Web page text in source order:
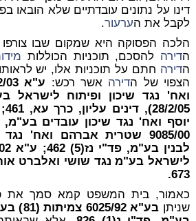
דינו על נתונים עובדתיים שלא הובאו
לקבל את הערעור.
הלכה הפסוקה היא שמקום שבו צורפו
הדירה להסכם, תוכניות הכוללות
הדירה חתם על תוכניות אלו, יש
הצפוי של הדירה אשר רכש:
ואח' נגד שיכון ופיתוח לישראל
9085/00 שטרית אברהם ואח'
673.
כאמור, בית המשפט קמא סמך את
שניתן
בע"א